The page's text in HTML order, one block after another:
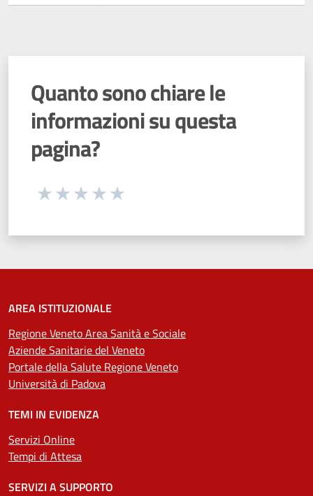
Quanto sono chiare le
informazioni su questa
pagina?
Seleziona una valutazione da 1 a 5 stelle
AREA ISTITUZIONALE
Regione Veneto Area Sanità e Sociale
Aziende Sanitarie del Veneto
Portale della Salute Regione Veneto
Università di Padova
TEMI IN EVIDENZA
Servizi Online
Tempi di Attesa
SERVIZI A SUPPORTO